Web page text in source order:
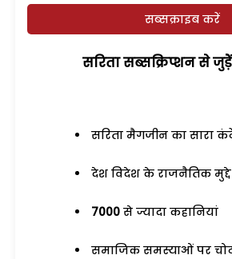
सब्सक्राइब करें
सरिता सब्सक्रिप्शन से
सरिता मैगजीन का सारा
देश विदेश के राजनैतिक मुद्दे
7000 से ज्यादा कहानियां
समाजिक समस्याओं पर